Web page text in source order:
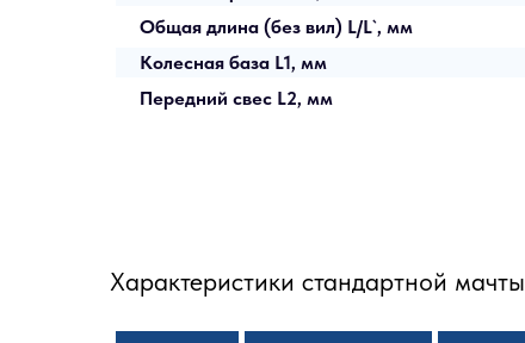
Общая длина (без вил) L/L`, мм
Колесная база L1, мм
Передний свес L2, мм
Характеристики стандартной мачты